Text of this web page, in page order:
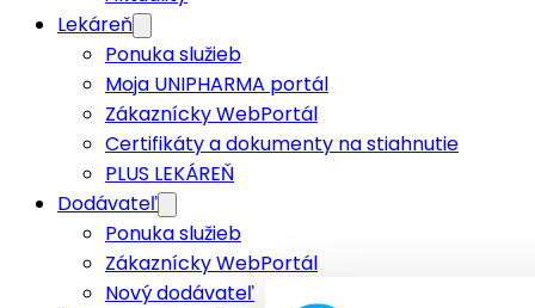
Lekáreň
Ponuka služieb
Moja UNIPHARMA portál
Zákaznícky WebPortál
Certifikáty a dokumenty na stiahnutie
PLUS LEKÁREŇ
Dodávateľ
Ponuka služieb
Zákaznícky WebPortál
Nový dodávateľ